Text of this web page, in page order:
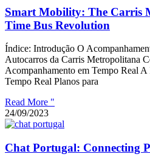
Smart Mobility: The Carris
Time Bus Revolution
Índice: Introdução O
Autocarros da Carris Metropolitana
Acompanhamento em Tempo Real
Tempo Real Planos para
Read More "
24/09/2023
Chat Portugal: Connecting